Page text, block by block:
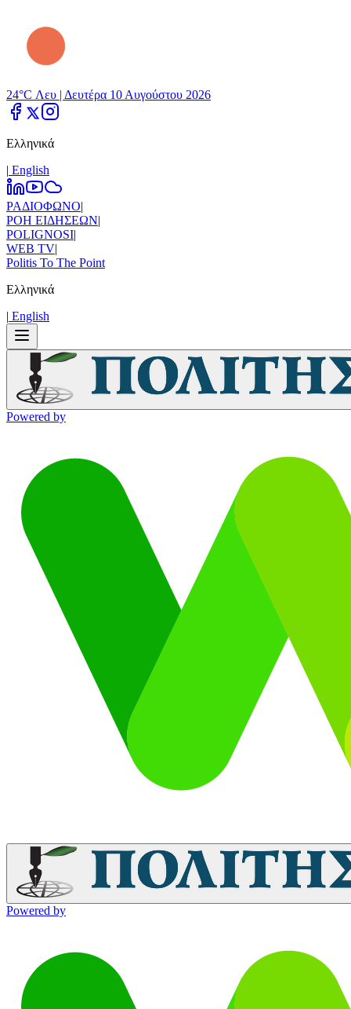
24°C Λευ | Δευτέρα 10 Αυγούστου 2026
Ελληνικά
| Εnglish
ΡΑΔΙΟΦΩΝΟ|
ΡΟΗ ΕΙΔΗΣΕΩΝ|
POLIGNOSI|
WEB TV|
Politis To The Point
Ελληνικά
| Εnglish
Powered by
Powered by